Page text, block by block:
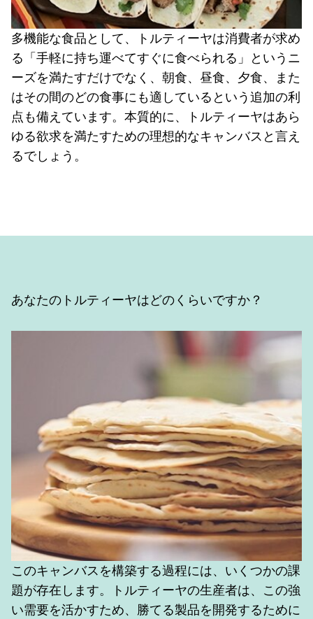
多機能な食品として、トルティーヤは消費者が求め
る「手軽に持ち運べてすぐに食べられる」というニ
ーズを満たすだけでなく、朝食、昼食、夕食、また
はその間のどの食事にも適しているという追加の利
点も備えています。本質的に、トルティーヤはあら
ゆる欲求を満たすための理想的なキャンバスと言え
るでしょう。
あなたのトルティーヤはどのくらいですか？
このキャンバスを構築する過程には、いくつかの課
題が存在します。トルティーヤの生産者は、この強
い需要を活かすため、勝てる製品を開発するために